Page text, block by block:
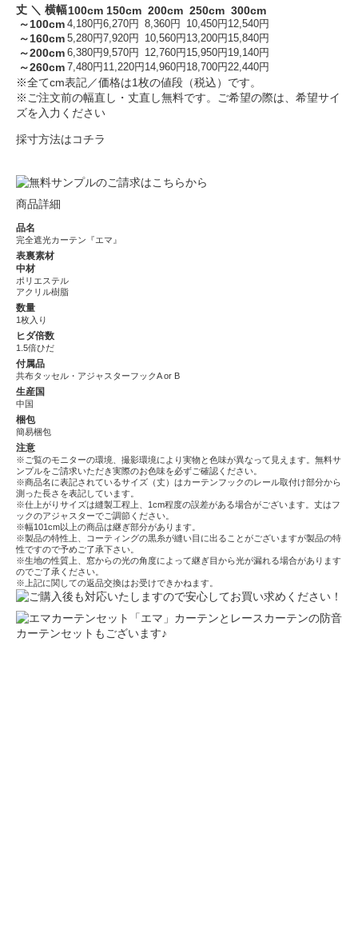
丈 ＼ 横幅100cm 150cm 200cm 250cm 300cm
～100cm 4,180円6,270円 8,360円 10,450円 12,540円
～160cm 5,280円 7,920円 10,560円 13,200円 15,840円
～200cm 6,380円9,570円 12,760円 15,950円 19,140円
～260cm 7,480円 11,220円 14,960円 18,700円22,440円
※全てcm表記／価格は1枚の値段（税込）です。
※ご注文前の幅直し・丈直し無料です。ご希望の際は、希望サイ
ズを入力ください
採寸方法はコチラ
商品詳細
品名
完全遮光カーテン『エマ』
表裏素材
中材
ポリエステル
アクリル樹脂
数量
1枚入り
ヒダ倍数
1.5倍ひだ
付属品
共布タッセル・アジャスターフックA or B
生産国
中国
梱包
簡易梱包
注意
※ご覧のモニターの環境、撮影環境により実物と色味が異なって見えます。無料サ
ンプルをご請求いただき実際のお色味を必ずご確認ください。
※商品名に表記されているサイズ（丈）はカーテンフックのレール取付け部分から
測った長さを表記しています。
※仕上がりサイズは縫製工程上、1cm程度の誤差がある場合がございます。丈はフ
ックのアジャスターでご調節ください。
※幅101cm以上の商品は継ぎ部分があります。
※製品の特性上、コーティングの黒糸が縫い目に出ることがございますが製品の特
性ですので予めご了承下さい。
※生地の性質上、窓からの光の角度によって継ぎ目から光が漏れる場合があります
のでご了承ください。
※上記に関しての返品交換はお受けできかねます。
「エマ」カーテンとレースカーテンの防音
カーテンセットもございます♪